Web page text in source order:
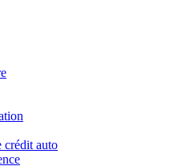
crédit auto